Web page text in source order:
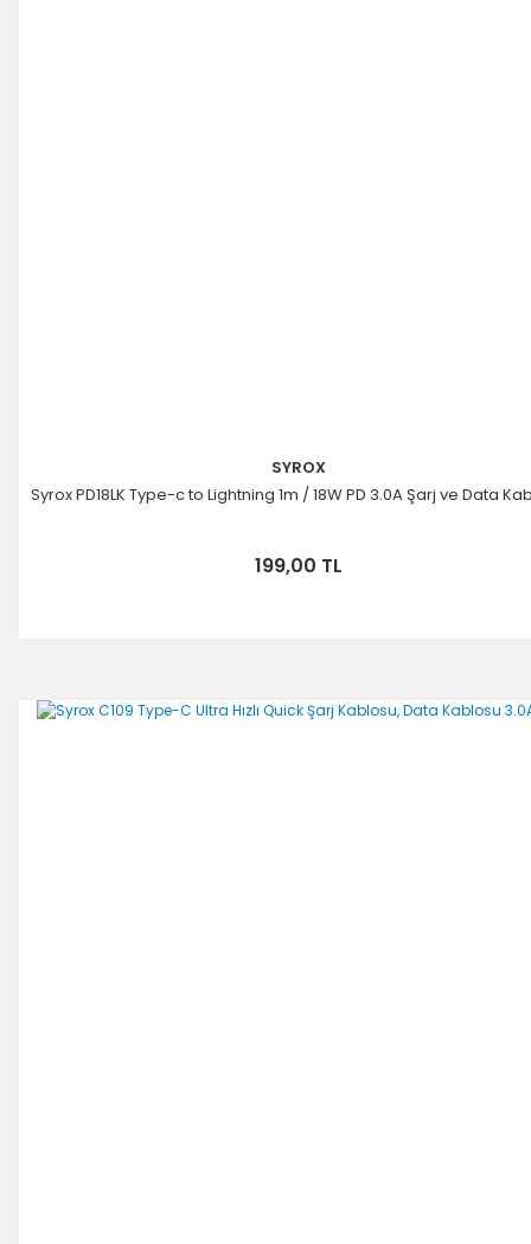
SYROX
Syrox PD18LK Type-c to Lightning 1m / 18W PD 3.0A Şarj ve Data
199,00 TL